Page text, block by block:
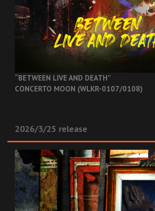
“BETWEEN LIVE AND DEATH”
CONCERTO MOON (WLKR-0107/0108)
2026/3/25 release